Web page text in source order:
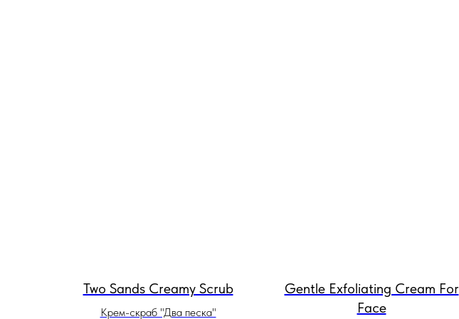
Two Sands Creamy Scrub
Крем-скраб "Два песка"
Gentle Exfoliating Cream For
Face